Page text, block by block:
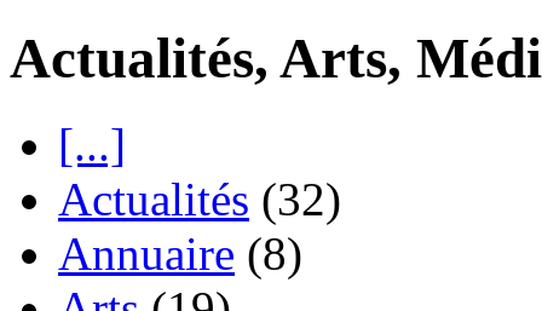
Actualités, Arts,
[...]
Actualités (32)
Annuaire (8)